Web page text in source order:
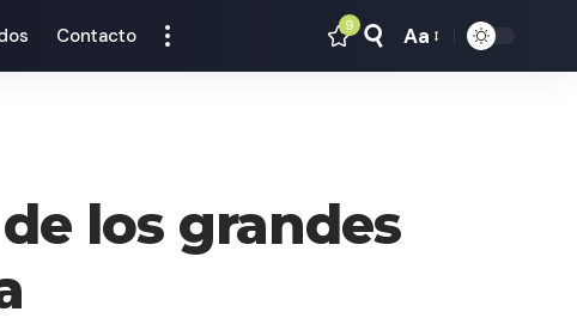
Contacto 9
Tamaño
Aa
los grandes